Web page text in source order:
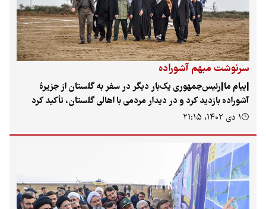
سرنوشت مبهم آشوراده
|پیام ما|رئیس‌جمهوری یک‌بار دیگر در سفر به گلستان از جزیرهٔ
آشوراده بازدید کرد و در دیدار مردمی با اهالی گلستان، تأکید کرد
طرح گردشگری در جزیره را اجرا می‌کند. رئیس‌جمهوری و مدیرانش در
دارند که این طرح با عنوان «طبیعت‌گردی» با رعایت الزامات کامل
محیط زیستی و بدون شب‌خوابی به تصویب رسیده بود و طبیعتاً اجرای
هر طرحی مغایر با طرح مصوب و بدون اخذ مجوزهای لازم خلاف
قانون است. حالا که دولت تصمیم گرفته فارغ از طرح مصوب قبلی،
اراده‌اش را عملی کند. اما فعالان محیط زیست مطابق با قانون